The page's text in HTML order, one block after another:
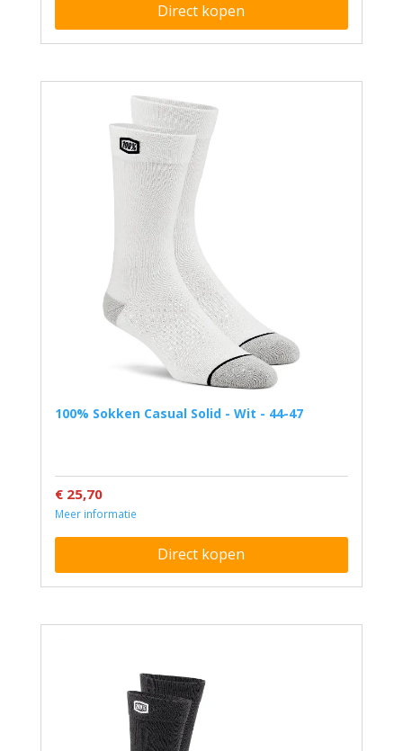
Direct kopen
100% Sokken Casual Solid - Wit - 44-47
€ 25,70
Meer informatie
Direct kopen